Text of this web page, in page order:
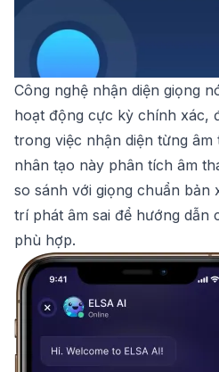
Công nghệ nhận diện giọng
hoạt động cực kỳ chính xác,
trong việc nhận diện từng
nhân tạo này phân tích âm
so sánh với giọng chuẩn
trí phát âm sai để hướng dẫn
phù hợp.